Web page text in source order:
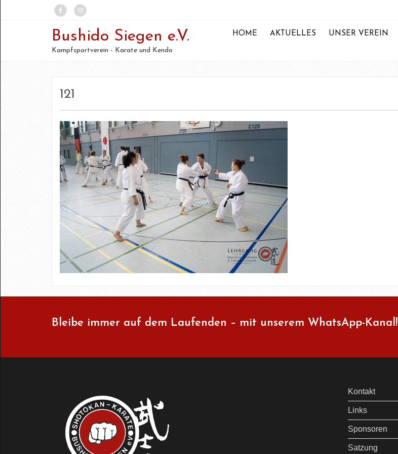
Bushido Siegen e.V.
Kampfsportverein - Karate und Kendo
HOME AKTUELLES UNSER VEREIN
121
Bleibe immer auf dem Laufenden – mit unserem WhatsApp-Kanal!
Kontakt
Links
Sponsoren
Satzung